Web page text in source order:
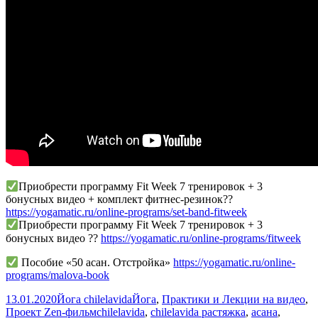
Приобрести программу Fit Week 7 тренировок + 3
бонусных видео + комплект фитнес-резинок??
https://yogamatic.ru/online-programs/set-band-fitweek
Приобрести программу Fit Week 7 тренировок + 3
бонусных видео ?? https://yogamatic.ru/online-programs/fitweek
Пособие «50 асан. Отстройка»https://yogamatic.ru/online-
programs/malova-book
Опубликовано
13.01.2020Автор
Йога chilelavidaРубрики
Йога, Практики и Лекции на видео,
Проект Zen-фильмМетки
chilelavida, chilelavida растяжка, асана,